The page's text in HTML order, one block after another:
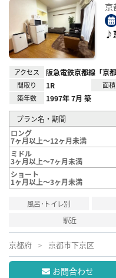
京
♪
アクセス 阪急電鉄京都線「京
間取り 1R 面積
築年数 1997年 7月 築
プラン名・期間
ロング
7ヶ月以上～12ヶ月未満
ミドル
3ヶ月以上～7ヶ月未満
ショート
1ヶ月以上～3ヶ月未満
風呂･トイレ別
駅近
京都府 京都市下京区
お問合わせ